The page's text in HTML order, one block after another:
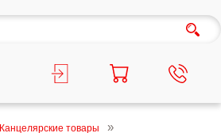
Канцелярские товары